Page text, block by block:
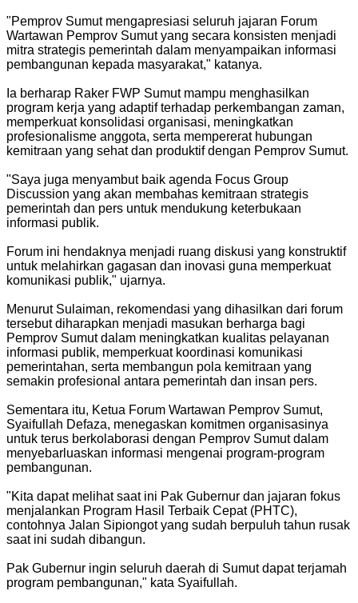
"Pemprov Sumut mengapresiasi seluruh jajaran Forum
Wartawan Pemprov Sumut yang secara konsisten menjadi
mitra strategis pemerintah dalam menyampaikan informasi
pembangunan kepada masyarakat," katanya.
Ia berharap Raker FWP Sumut mampu menghasilkan
program kerja yang adaptif terhadap perkembangan zaman,
memperkuat konsolidasi organisasi, meningkatkan
profesionalisme anggota, serta mempererat hubungan
kemitraan yang sehat dan produktif dengan Pemprov Sumut.
"Saya juga menyambut baik agenda Focus Group
Discussion yang akan membahas kemitraan strategis
pemerintah dan pers untuk mendukung keterbukaan
informasi publik.
Forum ini hendaknya menjadi ruang diskusi yang konstruktif
untuk melahirkan gagasan dan inovasi guna memperkuat
komunikasi publik," ujarnya.
Menurut Sulaiman, rekomendasi yang dihasilkan dari forum
tersebut diharapkan menjadi masukan berharga bagi
Pemprov Sumut dalam meningkatkan kualitas pelayanan
informasi publik, memperkuat koordinasi komunikasi
pemerintahan, serta membangun pola kemitraan yang
semakin profesional antara pemerintah dan insan pers.
Sementara itu, Ketua Forum Wartawan Pemprov Sumut,
Syaifullah Defaza, menegaskan komitmen organisasinya
untuk terus berkolaborasi dengan Pemprov Sumut dalam
menyebarluaskan informasi mengenai program-program
pembangunan.
"Kita dapat melihat saat ini Pak Gubernur dan jajaran fokus
menjalankan Program Hasil Terbaik Cepat (PHTC),
contohnya Jalan Sipiongot yang sudah berpuluh tahun rusak
saat ini sudah dibangun.
Pak Gubernur ingin seluruh daerah di Sumut dapat terjamah
program pembangunan," kata Syaifullah.